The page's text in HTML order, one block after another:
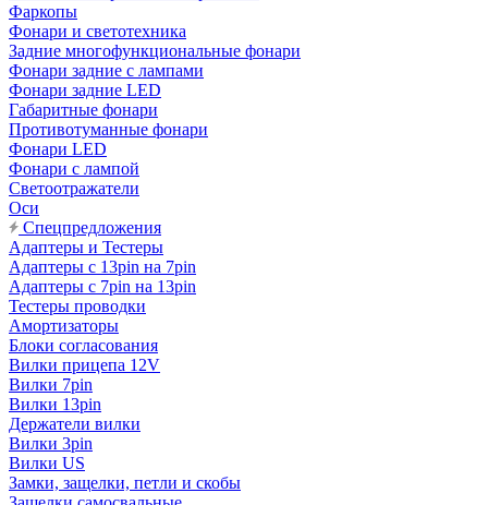
Фаркопы
Фонари и светотехника
Задние многофункциональные фонари
Фонари задние с лампами
Фонари задние LED
Габаритные фонари
Противотуманные фонари
Фонари LED
Фонари с лампой
Светоотражатели
Оси
Спецпредложения
Адаптеры и Тестеры
Адаптеры с 13pin на 7pin
Адаптеры с 7pin на 13pin
Тестеры проводки
Амортизаторы
Блоки согласования
Вилки прицепа 12V
Вилки 7pin
Вилки 13pin
Держатели вилки
Вилки 3pin
Вилки US
Замки, защелки, петли и скобы